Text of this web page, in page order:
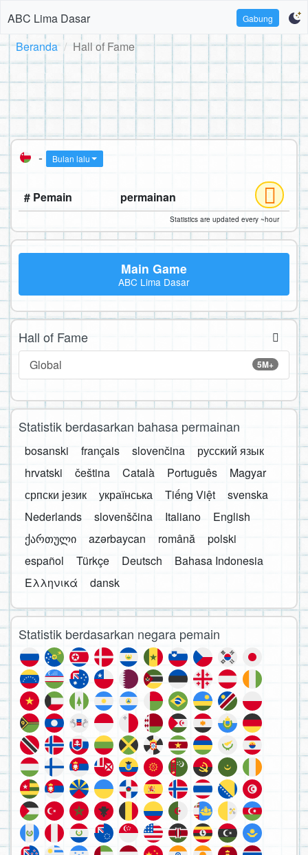
ABC Lima Dasar Gabung
Beranda Hall of Fame
- Bulan lalu
# Pemain permainan
Statistics are updated every ~hour
Main Game
ABC Lima Dasar
Hall of Fame
5M+
Global
Statistik berdasarkan bahasa permainan
bosanski français slovenčina
русский язык
hrvatski
čeština Català Português
Magyar
српски језик
українська Tiếng Việt
svenska
Nederlands
slovenščina Italiano
English
ქართული
azərbaycan română
polski
español
Türkçe Deutsch
Bahasa Indonesia
Ελληνικά
dansk
Statistik berdasarkan negara pemain